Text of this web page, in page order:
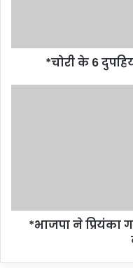
*चोरी के 6
*भाजपा ने प्रियंका